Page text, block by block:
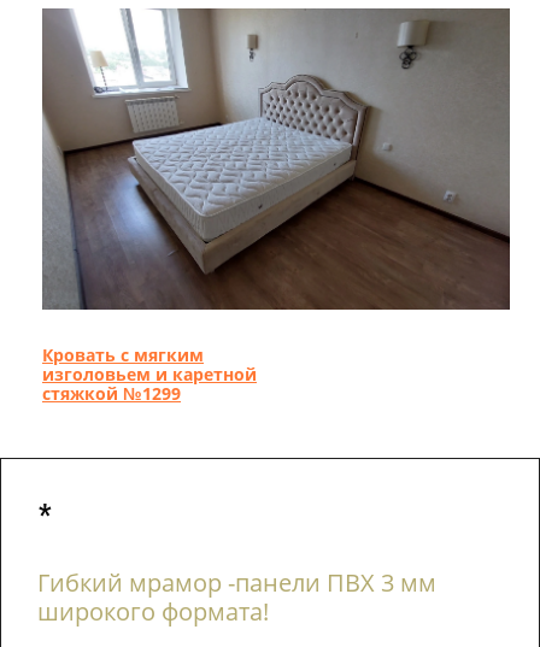
Кровать с мягким
изголовьем и каретной
стяжкой №1299
*
Гибкий мрамор -панели ПВХ 3 мм
широкого формата!